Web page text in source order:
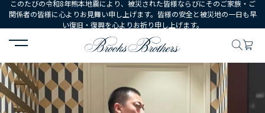
このたびの令和8年熊本地震により、被災された皆様ならびにそのご家族・ご
関係者の皆様に心よりお見舞い申し上げます。皆様の安全と被災地の一日も早
い復旧・復興を心よりお祈り申し上げます。
HOME コーディネート コーディネート詳細